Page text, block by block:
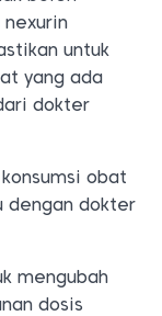
nexurin
untuk
yang ada
dokter
obat
dengan dokter
mengubah
dosis